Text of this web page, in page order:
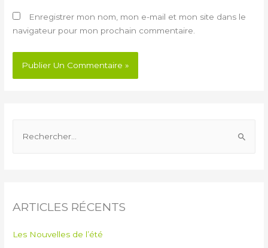
Enregistrer mon nom, mon e-mail et mon site dans le
navigateur pour mon prochain commentaire.
ARTICLES RÉCENTS
Les Nouvelles de l’été